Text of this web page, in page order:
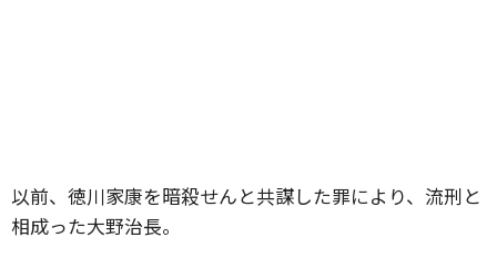
以前、徳川家康を暗殺せんと共謀した罪により、流刑と
相成った大野治長。